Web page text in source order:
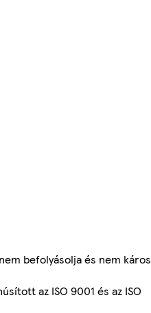
befolyásolja és nem káros
az ISO 9001 és az ISO